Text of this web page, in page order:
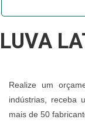
LUVA
Realize um
indústrias, receba
mais de 50